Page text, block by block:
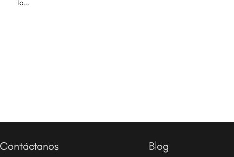
la...
Contáctanos Blog